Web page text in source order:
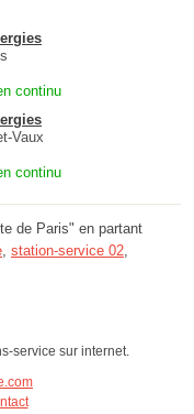
continu
Vaux
continu
de Paris" en partant
, station-service 02,
service sur internet.